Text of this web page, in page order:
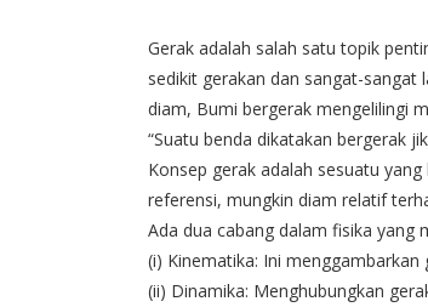
Gerak adalah salah satu topik
sedikit gerakan dan sangat-
diam, Bumi bergerak mengelilingi
“Suatu benda dikatakan bergerak
Konsep gerak adalah sesuatu
referensi, mungkin diam relatif
Ada dua cabang dalam fisika yang
(i) Kinematika: Ini
(ii) Dinamika: Menghubungkan